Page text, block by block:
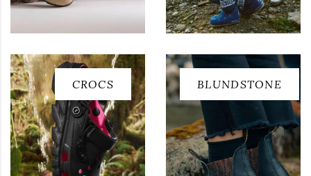
CROCS BLUNDSTONE